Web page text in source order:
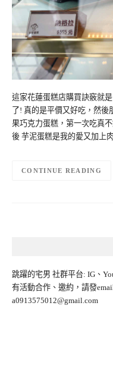
這家花蓮蛋糕店購買訣竅就
了! 真的是平價又好吃，然
果巧克力蛋糕，第一次吃真
後 芋泥蛋糕是我的愛又加上
CONTINUE READING
跳躍的宅男 社群平台: IG、
有活動合作、邀約，請發
a0913575012@gmail.com